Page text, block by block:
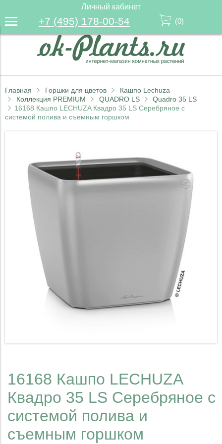
Личный кабинет
+7 (495) 178-00-54 (0)
Главная Горшки для цветов
Кашпо Lechuza
Коллекция PREMIUM
QUADRO LS
Quadro 35 LS
16168 Кашпо LECHUZA Квадро 35 LS Серебряное с
системой полива и съемным горшком
16168 Кашпо LECHUZA
Квадро 35 LS Серебряное с
системой полива и
съемным горшком